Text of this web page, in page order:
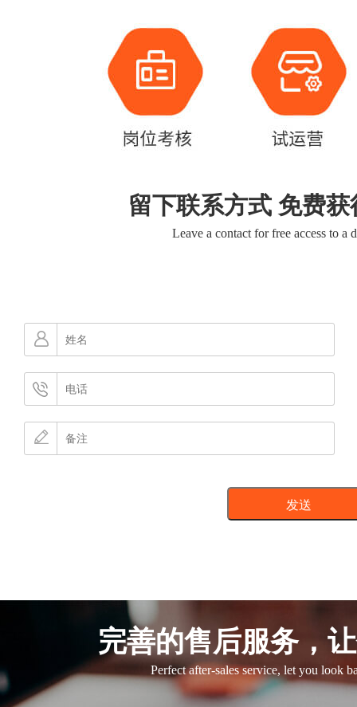
留下联系方式 免费
Leave a contact for free access to a
完善的售后服务，
Perfect after-sales service, let you look